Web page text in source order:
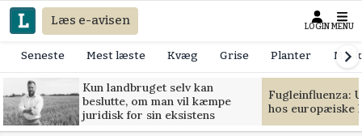
Læs e-avisen LOGIN MENU
Seneste Mest læste Kvæg Grise Planter
Kun landbruget selv kan
beslutte, om man vil kæmpe
juridisk for sin eksistens
Fugleinfluenza:
hos europæiske